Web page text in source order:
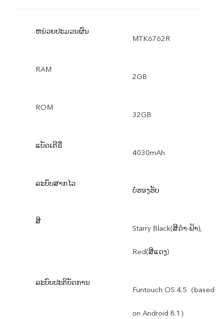
ຫນ່ວຍປະມວນຜົນ
MTK6762R
RAM
2GB
ROM
32GB
ແບັດເຕີຣີ່
4030mAh
ລະບົບສາກໄວ
ບໍ່ຮອງຮັບ
ສີ
Starry Black(ສີດໍາ-ຟ້າ),
Red(ສີແດງ)
ລະບົບປະຕິບັດການ
Funtouch OS 4.5（based
on Android 8.1）